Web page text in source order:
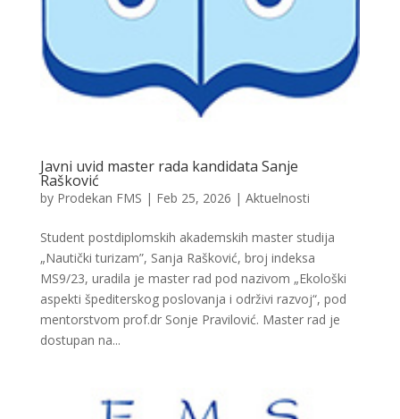
Javni uvid master rada kandidata Sanje
Rašković
by Prodekan FMS | Feb 25, 2026 | Aktuelnosti
Student postdiplomskih akademskih master studija
„Nautički turizam”, Sanja Rašković, broj indeksa
MS9/23, uradila je master rad pod nazivom „Ekološki
aspekti špediterskog poslovanja i održivi razvoj“, pod
mentorstvom prof.dr Sonje Pravilović. Master rad je
dostupan na...